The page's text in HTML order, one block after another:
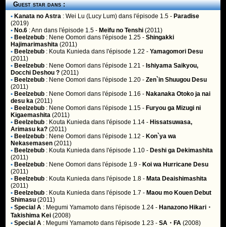
Guest star dans :
• Kanata no Astra :Wei Lu (Lucy Lum) dans l'épisode 1.5 - Paradise
(2019)
• No.6 :Ann dans l'épisode 1.5 - Meifu no Tenshi (2011)
• Beelzebub : Nene Oomori dans l'épisode 1.25 -Shingakki
Hajimarimashita (2011)
• Beelzebub : Kouta Kunieda dans l'épisode 1.22 -Yamagomori Desu
(2011)
• Beelzebub : Nene Oomori dans l'épisode 1.21 - Ishiyama Saikyou,
Docchi Deshou ? (2011)
• Beelzebub : Nene Oomori dans l'épisode 1.20 -Zen`in Shuugou Desu
(2011)
• Beelzebub : Nene Oomori dans l'épisode 1.16 - Nakanaka Otoko ja nai
desu ka (2011)
• Beelzebub : Nene Oomori dans l'épisode 1.15 - Furyou ga Mizugi ni
Kigaemashita (2011)
• Beelzebub : Kouta Kunieda dans l'épisode 1.14 - Hissatsuwasa,
Arimasu ka? (2011)
• Beelzebub : Nene Oomori dans l'épisode 1.12 - Kon`ya wa
Nekasemasen (2011)
• Beelzebub : Kouta Kunieda dans l'épisode 1.10 - Deshi ga Dekimashita
(2011)
• Beelzebub : Nene Oomori dans l'épisode 1.9 - Koi wa Hurricane Desu
(2011)
• Beelzebub : Kouta Kunieda dans l'épisode 1.8 - Mata Deaishimashita
(2011)
• Beelzebub : Kouta Kunieda dans l'épisode 1.7 - Maou mo Kouen Debut
Shimasu (2011)
• Special A : Megumi Yamamoto dans l'épisode 1.24 - Hanazono Hikari・
Takishima Kei (2008)
• Special A : Megumi Yamamoto dans l'épisode 1.23 -SA・FA (2008)